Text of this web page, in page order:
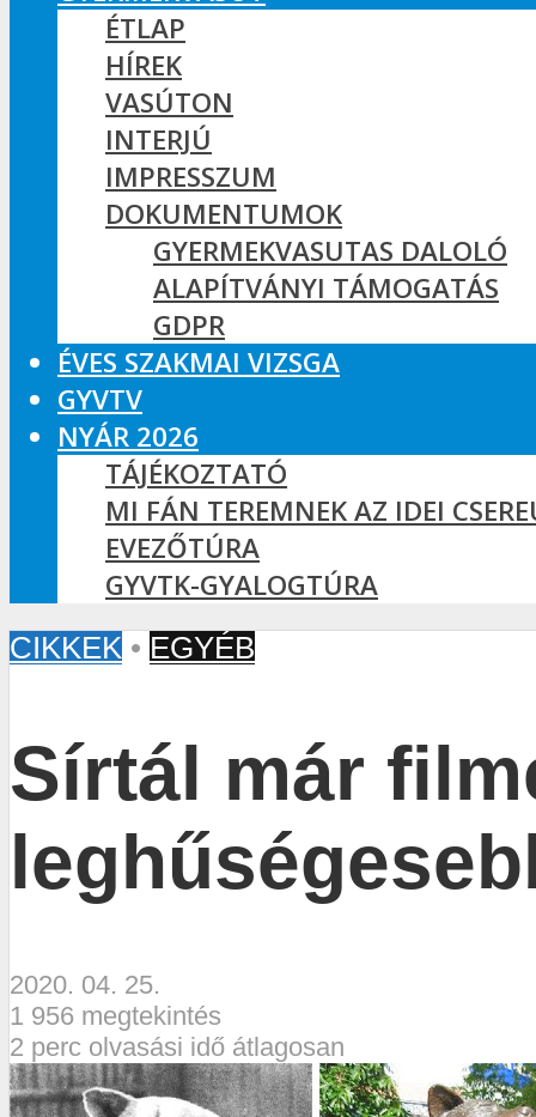
ÉTLAP
HÍREK
VASÚTON
INTERJÚ
IMPRESSZUM
DOKUMENTUMOK
GYERMEKVASUTAS DALOLÓ
ALAPÍTVÁNYI TÁMOGATÁS
GDPR
ÉVES SZAKMAI VIZSGA
GYVTV
NYÁR 2026
TÁJÉKOZTATÓ
MI FÁN TEREMNEK AZ IDEI
EVEZŐTÚRA
GYVTK-GYALOGTÚRA
CIKKEK • EGYÉB
Sírtál már
2020. 04. 25.
1 956 megtekintés
2 perc olvasási idő átlagosan